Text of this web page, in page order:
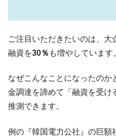
にぶん殴る法案」提出！⇒ ク
『Money1』
韓国ボンクラ政
他人事のような発言。
『Money1』
韓国半導体『
業績「史上最高益」当期純利
『Money1』
『Money1』
【速報】韓国株
ご注目いただきたいのは、
融資を30％ も増やしています
なぜこんなことになったのか
金調達を諦めて「融資を受け
推測できます。
例の『韓国電力公社』の巨額